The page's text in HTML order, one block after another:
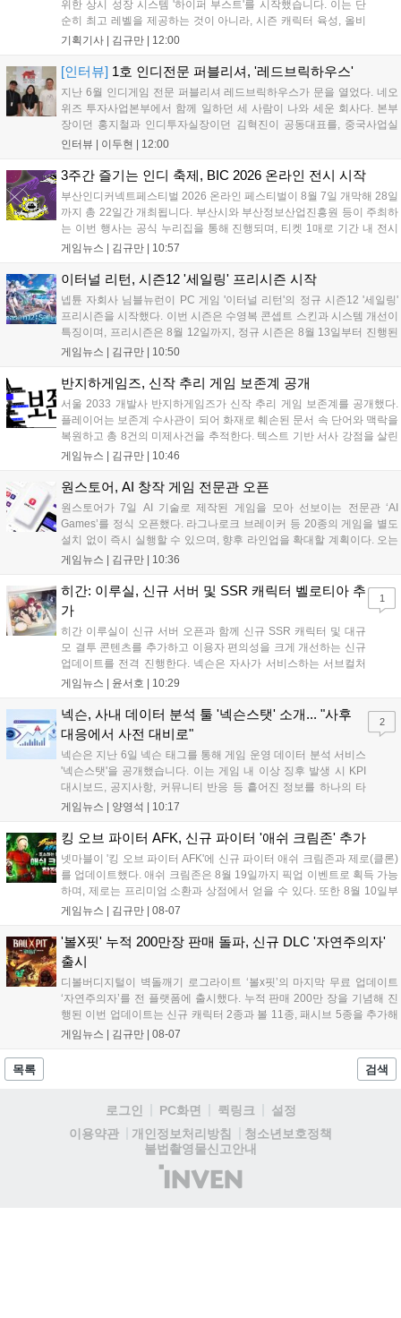
위한 상시 성장 시스템 '하이퍼 부스트'를 시작했습니다. 이는 단
순히 최고 레벨을 제공하는 것이 아니라, 시즌 캐릭터 육성, 올비
아 아카데미 수료, 아침의 나라 설화 진행 등 4단계 과정을 통해
용자는 과제를 완수하며 동(V) 투발라 장비와 검은별 무기, 카라
자드 장신구 등을 획득해 주요 콘텐츠에 진입할 수 있습니다....
기획기사 | 김규만 12:00
[인터뷰] 1호 인디전문 퍼블리셔, '레드브릭하우스'
지난 6월 인디게임 전문 퍼블리셔 레드브릭하우스가 문을 열었다. 네오
위즈 투자사업본부에서 함께 일하던 세 사람이 나와 세운 회사다. 본부
장이던 홍지철과 인디투자실장이던 김혁진이 공동대표를, 중국사업실
장이던 이민정이 이사를 맡았다. 출범 한 달여 만에 위메이드맥스의 전
들어왔다. 서비스 중인...
인터뷰 | 이두현 12:00
3주간 즐기는 인디 축제, BIC 2026 온라인 전시 시작
부산인디커넥트페스티벌 2026 온라인 페스티벌이 8월 7일 개막해 28일
까지 총 22일간 개최됩니다. 부산시와 부산정보산업진흥원 등이 주최하
는 이번 행사는 공식 누리집을 통해 진행되며, 티켓 1매로 기간 내 전시
작을 제한 없이 체험할 수 있습니다. 일반 및 루키 부문 등 다양한 인디게
세계 누구나 참여 가능한 이번 행사는 역대 최대 규모로 열려 인디게임
생태계 확장에 기여할 전망입니다....
게임뉴스 | 김규만 10:57
이터널 리턴, 시즌12 '세일링' 프리시즌 시작
넵튠 자회사 님블뉴런이 PC 게임 '이터널 리턴'의 정규 시즌12 '세일링'
프리시즌을 시작했다. 이번 시즌은 수영복 콘셉트 스킨과 시스템 개선이
특징이며, 프리시즌은 8월 12일까지, 정규 시즌은 8월 13일부터 진행된
다. 실험체 관찰일지 추가와 후반부 전략 강화를 위한 다중 크로노 스피
대를 모으고 있다....
게임뉴스 | 김규만 10:50
반지하게임즈, 신작 추리 게임 보존계 공개
서울 2033 개발사 반지하게임즈가 신작 추리 게임 보존계를 공개했다.
플레이어는 보존계 수사관이 되어 화재로 훼손된 문서 속 단어와 맥락을
복원하고 총 8건의 미제사건을 추적한다. 텍스트 기반 서사 강점을 살린
이번 게임은 정보 조합과 사건 재구성이 핵심이며, 현재 스팀 상점 페이
개발에 박차를 가하고 있다....
게임뉴스 | 김규만 10:46
원스토어, AI 창작 게임 전문관 오픈
원스토어가 7일 AI 기술로 제작된 게임을 모아 선보이는 전문관 ‘AI
Games’를 정식 오픈했다. 라그나로크 브레이커 등 20종의 게임을 별도
설치 없이 즉시 실행할 수 있으며, 향후 라인업을 확대할 계획이다. 오는
11일부터는 게임 실행 시 할인 쿠폰을 지급하는 오픈 기념 이벤트도 진
있는 환경을 조성해 창작자와 이용자 모두에게 새로운 경험을 제공할 것
으로 기대된다....
게임뉴스 | 김규만 10:36
히간: 이루실, 신규 서버 및 SSR 캐릭터 벨로티아 추
가
히간 이루실이 신규 서버 오픈과 함께 신규 SSR 캐릭터 및 대규
모 결투 콘텐츠를 추가하고 이용자 편의성을 크게 개선하는 신규
업데이트를 전격 진행한다. 넥슨은 자사가 서비스하는 서브컬처
게임 히간 이루실에 신규 서버 'world3'을 개설하고 신규 캐릭터
이번 업데이트를 통해 어둠 속 서큐버스...
게임뉴스 | 윤서호 10:29
1
넥슨, 사내 데이터 분석 툴 '넥슨스탯' 소개... "사후
대응에서 사전 대비로"
넥슨은 지난 6일 넥슨 태그를 통해 게임 운영 데이터 분석 서비스
'넥슨스탯'을 공개했습니다. 이는 게임 내 이상 징후 발생 시 KPI
대시보드, 공지사항, 커뮤니티 반응 등 흩어진 정보를 하나의 타
임라인에 연결해 원인을 빠르게 파악하도록 돕는 관제 허브입니
중심의 운영 방식을 사전 대비 체계로 전환하며 데이터 기반의 효
율적인 의사결정을 지원하고 있습니다....
게임뉴스 | 양영석 10:17
2
킹 오브 파이터 AFK, 신규 파이터 '애쉬 크림존' 추가
넷마블이 '킹 오브 파이터 AFK'에 신규 파이터 애쉬 크림존과 제로(클론)
를 업데이트했다. 애쉬 크림존은 8월 19일까지 픽업 이벤트로 획득 가능
하며, 제로는 프리미엄 소환과 상점에서 얻을 수 있다. 또한 8월 10일부
터 14일까지 럭키 엘피 이벤트로 론을, 13일부터 26일까지 트로피칼 아
로 전략적 전투의 재미가 더욱 강화될 것으로 기대된다....
게임뉴스 | 김규만 08-07
'볼X핏' 누적 200만장 판매 돌파, 신규 DLC '자연주의자'
출시
디볼버디지털이 벽돌깨기 로그라이트 ‘볼x핏’의 마지막 무료 업데이트
‘자연주의자’를 전 플랫폼에 출시했다. 누적 판매 200만 장을 기념해 진
행된 이번 업데이트는 신규 캐릭터 2종과 볼 11종, 패시브 5종을 추가해
전략적 재미를 높였다. 게임은 PC와 콘솔, 모바일에서 한글판으로 즐길
라고 밝혀 향후 행보에 기대감을 모으고 있다. 상세 정보는 공식 홈페이
게임뉴스 | 김규만 08-07
목록 검색
로그인 PC화면 퀵링크
설정
이용약관
개인정보처리방침
청소년보호정책
불법촬영물신고안내
(주)
인